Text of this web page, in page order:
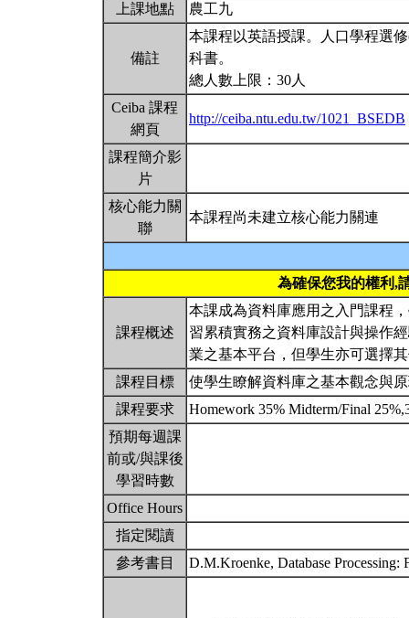
上課地點
農工九
備註
本課程以英語授課。人口學程選
科書。
總人數上限：30人
Ceiba 課程
網頁
http://ceiba.ntu.edu.tw/1021_BSEDB
課程簡介影
片
核心能力關
聯
本課程尚未建立核心能力關連
為確保您我的權利,
課程概述
本課成為資料庫應用之入門課程
習累積實務之資料庫設計與操作
業之基本平台，但學生亦可選擇
課程目標
使學生瞭解資料庫之基本觀念與
課程要求
Homework 35% Midterm/Final
預期每週課
前或/與課後
學習時數
Office Hours
指定閱讀
參考書目
D.M.Kroenke, Database Processing: